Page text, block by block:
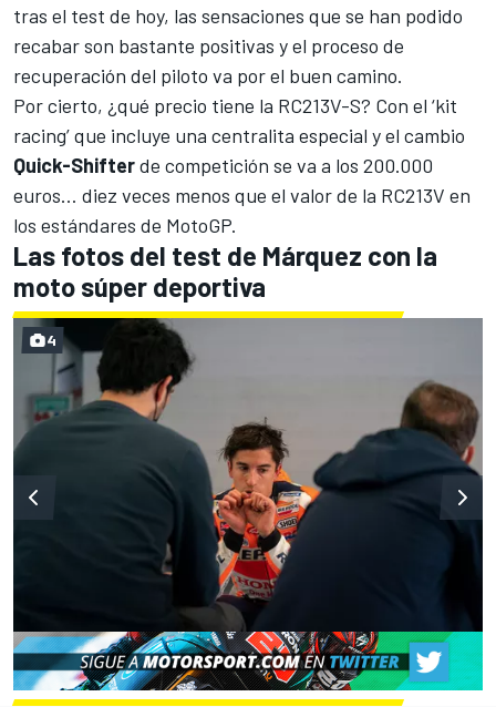
tras el test de hoy, las sensaciones que se han podido
recabar son bastante positivas y el proceso de
recuperación del piloto va por el buen camino.
Por cierto, ¿qué precio tiene la RC213V-S? Con el ‘kit
racing’ que incluye una centralita especial y el cambio
Quick-Shifterde competición se va a los 200.000
euros… diez veces menos que el valor de la RC213V en
los estándares de MotoGP.
Las fotos del test de Márquez con la
moto súper deportiva
4